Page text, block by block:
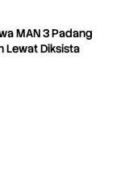
MAN 3 Padang
Lewat Diksista